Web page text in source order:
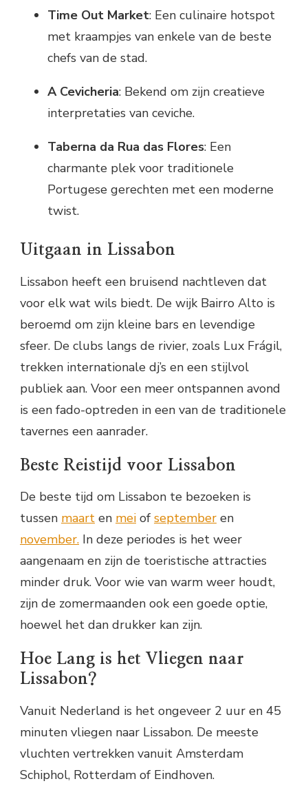
Time Out Market: Een culinaire hotspot
met kraampjes van enkele van de beste
chefs van de stad.
A Cevicheria: Bekend om zijn creatieve
interpretaties van ceviche.
Taberna da Rua das Flores: Een
charmante plek voor traditionele
Portugese gerechten met een moderne
twist.
Uitgaan in Lissabon
Lissabon heeft een bruisend nachtleven dat
voor elk wat wils biedt. De wijk Bairro Alto is
beroemd om zijn kleine bars en levendige
sfeer. De clubs langs de rivier, zoals Lux Frágil,
trekken internationale dj’s en een stijlvol
publiek aan. Voor een meer ontspannen avond
is een fado-optreden in een van de traditionele
tavernes een aanrader.
Beste Reistijd voor Lissabon
De beste tijd om Lissabon te bezoeken is
tussen maart en mei of september en
november. In deze periodes is het weer
aangenaam en zijn de toeristische attracties
minder druk. Voor wie van warm weer houdt,
zijn de zomermaanden ook een goede optie,
hoewel het dan drukker kan zijn.
Hoe Lang is het Vliegen naar
Lissabon?
Vanuit Nederland is het ongeveer 2 uur en 45
minuten vliegen naar Lissabon. De meeste
vluchten vertrekken vanuit Amsterdam
Schiphol, Rotterdam of Eindhoven.